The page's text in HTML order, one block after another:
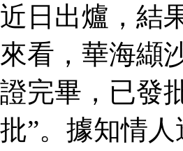
近日出爐，結
來看，華海纈
證完畢，已發
批”。據知情